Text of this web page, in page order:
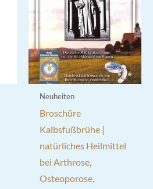
können
auf
der
Produktseite
gewählt
werden
Neuheiten
Broschüre
Kalbsfußbrühe |
natürliches Heilmittel
bei Arthrose,
Osteoporose,